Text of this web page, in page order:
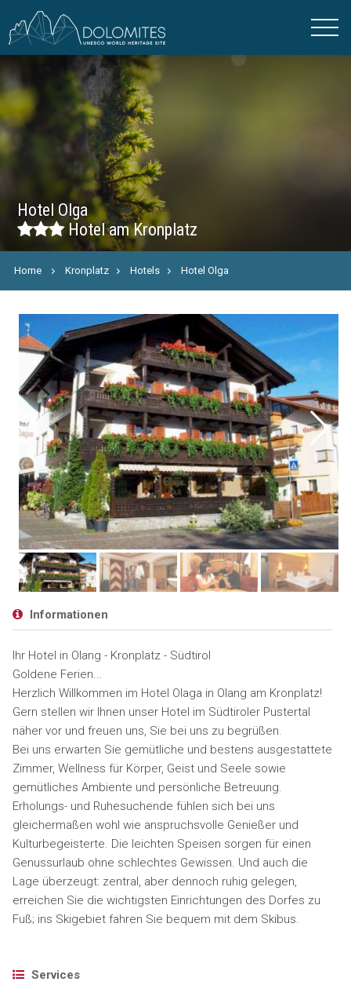
Hotel Olga
Hotel am Kronplatz
Home Kronplatz Hotels Hotel Olga
Informationen
Ihr Hotel in Olang - Kronplatz - Südtirol
Goldene Ferien...
Herzlich Willkommen im Hotel Olaga in Olang am Kronplatz!
Gern stellen wir Ihnen unser Hotel im Südtiroler Pustertal
näher vor und freuen uns, Sie bei uns zu begrüßen.
Bei uns erwarten Sie gemütliche und bestens ausgestattete
Zimmer, Wellness für Körper, Geist und Seele sowie
gemütliches Ambiente und persönliche Betreuung.
Erholungs- und Ruhesuchende fühlen sich bei uns
gleichermaßen wohl wie anspruchsvolle Genießer und
Kulturbegeisterte. Die leichten Speisen sorgen für einen
Genussurlaub ohne schlechtes Gewissen. Und auch die
Lage überzeugt: zentral, aber dennoch ruhig gelegen,
erreichen Sie die wichtigsten Einrichtungen des Dorfes zu
Fuß; ins Skigebiet fahren Sie bequem mit dem Skibus.
Services